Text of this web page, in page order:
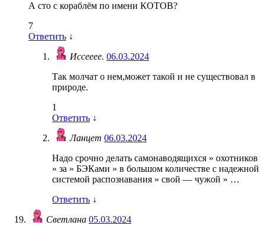
А сто с кораблём по имени КОТОВ?
7
Ответить ↓
Иссееее. 06.03.2024
Так молчат о нем,может такой и не существовал в
природе.
1
Ответить ↓
Ланцет 06.03.2024
Надо срочно делать самонаводящихся » охотников
» за » БЭКами » в большом количестве с надежной
системой распознавания » свой — чужой » …
Ответить ↓
Светлана 05.03.2024